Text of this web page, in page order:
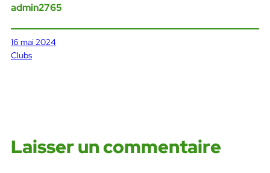
admin2765
16 mai 2024
Clubs
Laisser un commentaire